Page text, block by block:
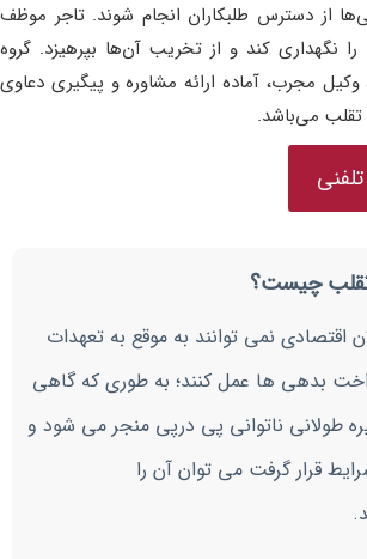
از دسترس طلبکاران انجام شوند. تاجر موظف
نگهداری کند و از تخریب آن‌ها بپرهیزد. گروه
مجرب، آماده ارائه مشاوره و پیگیری دعاوی
می‌باشد.
چیست؟
اقتصادی نمی توانند به موقع به تعهدات
بدهی ها عمل کنند؛ به طوری که گاهی
طولانی ناتوانی پی درپی منجر می شود و
قرار گرفت می توان آن را